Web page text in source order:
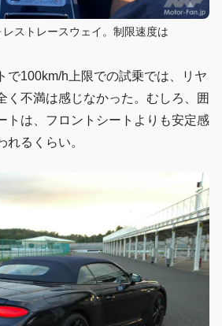
ストレースウェイ。制限速度は
で100km/h上限での試乗では、リヤ
く不満は感じなかった。むしろ、囲
トは、フロントシートよりも安定感
れるくらい。